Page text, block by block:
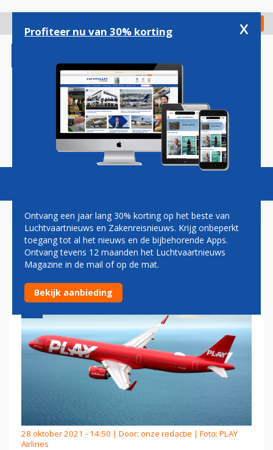
gaan
Check in
Magazine Podcasts Vacatures
PLAY BREIDT UIT RICHTING
SCANDINAVIË EN SPANJE
28 oktober 2021 - 14:50 | Door: onze redactie | Foto: PLAY
Airlines
Profiteer nu van 30% korting x
Ontvang een jaar lang 30% korting op het beste van
Luchtvaartnieuws en Zakenreisnieuws. Krijg onbeperkt
toegang tot al het nieuws en de bijbehorende Apps.
Ontvang tevens 12 maanden het Luchtvaartnieuws
Magazine in de mail of op de mat.
Bekijk aanbieding